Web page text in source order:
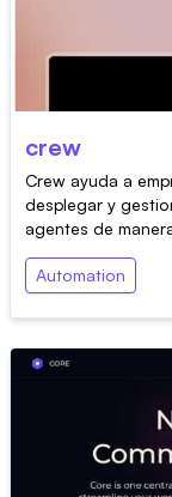
crew
Crew ayuda a
desplegar y
agentes de
Automation